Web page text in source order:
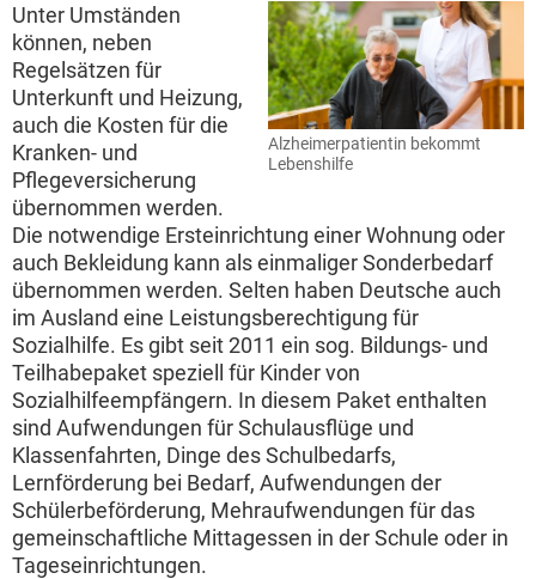
Alzheimerpatientin bekommt
Lebenshilfe
Unter Umständen
können, neben
Regelsätzen für
Unterkunft und Heizung,
auch die Kosten für die
Kranken- und
Pflegeversicherung
übernommen werden.
Die notwendige Ersteinrichtung einer Wohnung oder
auch Bekleidung kann als einmaliger Sonderbedarf
übernommen werden. Selten haben Deutsche auch
im Ausland eine Leistungsberechtigung für
Sozialhilfe. Es gibt seit 2011 ein sog. Bildungs- und
Teilhabepaket speziell für Kinder von
Sozialhilfeempfängern. In diesem Paket enthalten
sind Aufwendungen für Schulausflüge und
Klassenfahrten, Dinge des Schulbedarfs,
Lernförderung bei Bedarf, Aufwendungen der
Schülerbeförderung, Mehraufwendungen für das
gemeinschaftliche Mittagessen in der Schule oder in
Tageseinrichtungen.